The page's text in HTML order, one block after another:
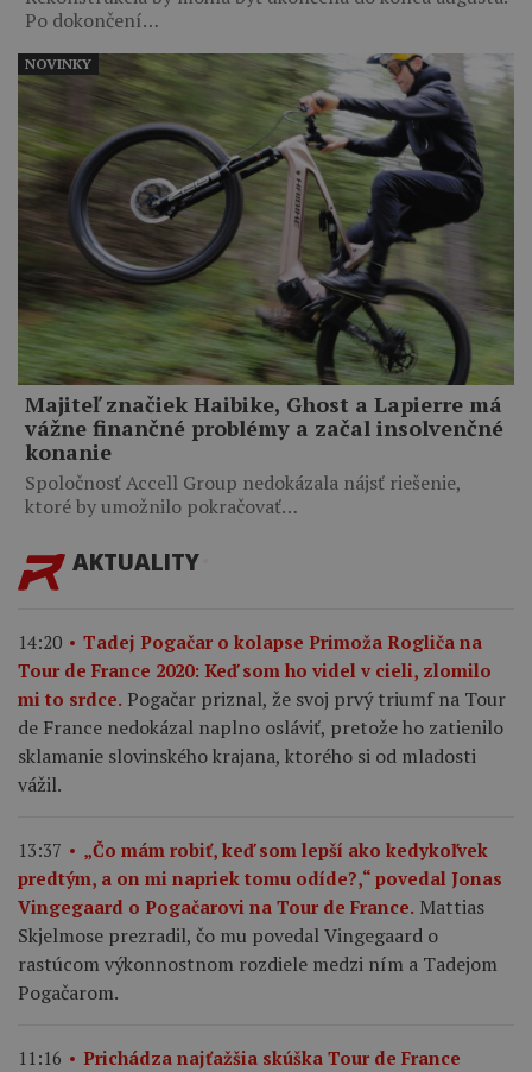
Po dokončení…
Majiteľ značiek Haibike, Ghost a Lapierre má
vážne finančné problémy a začal insolvenčné
konanie
Spoločnosť Accell Group nedokázala nájsť riešenie,
ktoré by umožnilo pokračovať…
NOVINKY
AKTUALITY
14:20
Tadej Pogačar o kolapse Primoža Rogliča na
Tour de France 2020: Keď som ho videl v cieli, zlomilo
mi to srdce. Pogačar priznal, že svoj prvý triumf na Tour
de France nedokázal naplno osláviť, pretože ho zatienilo
sklamanie slovinského krajana, ktorého si od mladosti
vážil.
13:37
„Čo mám robiť, keď som lepší ako kedykoľvek
predtým, a on mi napriek tomu odíde?,“ povedal Jonas
Vingegaard o Pogačarovi na Tour de France. Mattias
Skjelmose prezradil, čo mu povedal Vingegaard o
rastúcom výkonnostnom rozdiele medzi ním a Tadejom
Pogačarom.
11:16
Prichádza najťažšia skúška Tour de France